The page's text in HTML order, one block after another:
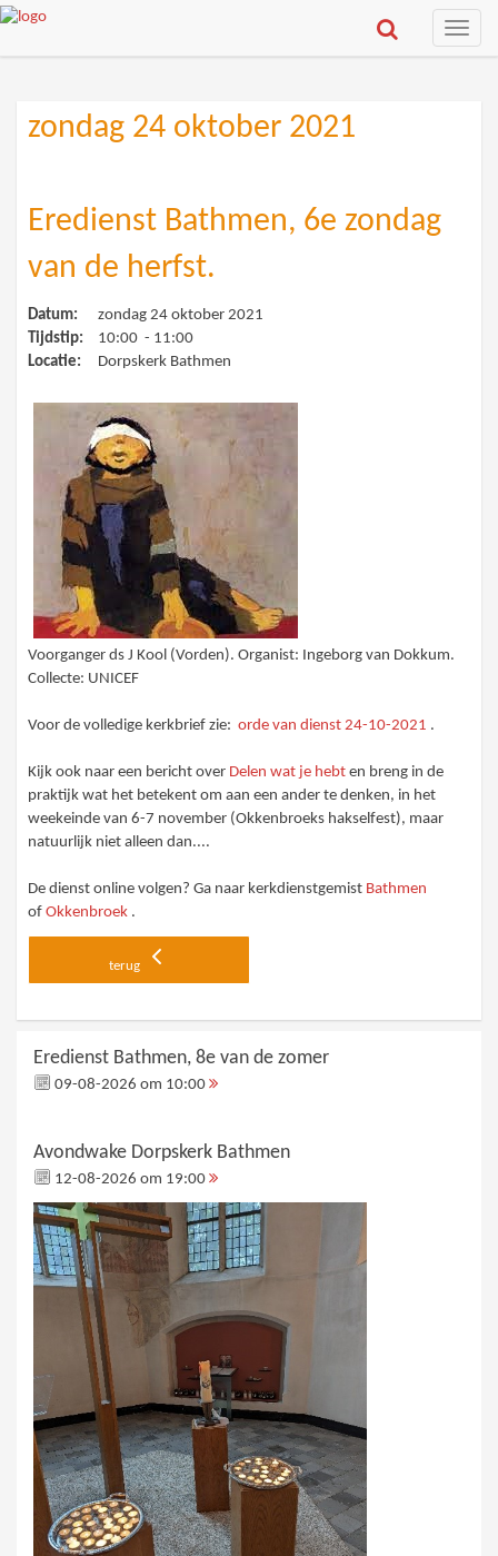
Toggle
zondag 24 oktober 2021
Eredienst Bathmen, 6e zondag
van de herfst.
Datum:
zondag 24 oktober 2021
Tijdstip:
10:00 - 11:00
Locatie:
Dorpskerk Bathmen
Voorganger ds J Kool (Vorden). Organist: Ingeborg van Dokkum.
Collecte: UNICEF
Voor de volledige kerkbrief zie:orde van dienst 24-10-2021 .
Kijk ook naar een bericht over Delen wat je hebt en breng in de
praktijk wat het betekent om aan een ander te denken, in het
weekeinde van 6-7 november (Okkenbroeks hakselfest), maar
natuurlijk niet alleen dan....
De dienst online volgen? Ga naar kerkdienstgemist Bathmen
ofOkkenbroek .
terug
Eredienst Bathmen, 8e van de zomer
09-08-2026 om 10:00
Avondwake Dorpskerk Bathmen
12-08-2026 om 19:00